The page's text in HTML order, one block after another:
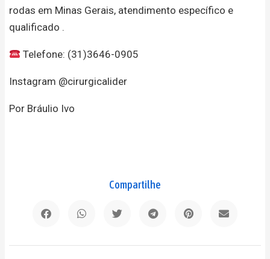
rodas em Minas Gerais, atendimento específico e
qualificado .
Telefone: (31)3646-0905
Instagram @cirurgicalider
Por Bráulio Ivo
Compartilhe